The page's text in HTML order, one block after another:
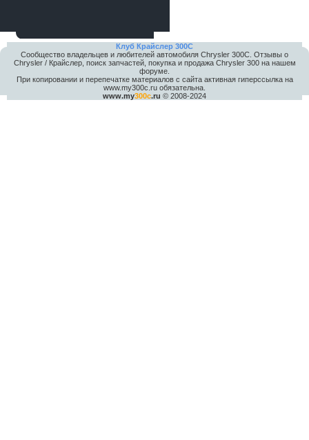
Клуб Крайслер 300C
Сообщество владельцев и любителей автомобиля Chrysler 300С. Отзывы о
Chrysler / Крайслер, поиск запчастей, покупка и продажа Chrysler 300 на нашем
форуме.
При копировании и перепечатке материалов с сайта активная гиперссылка на
www.my300c.ru обязательна.
www.my300c.ru © 2008-2024